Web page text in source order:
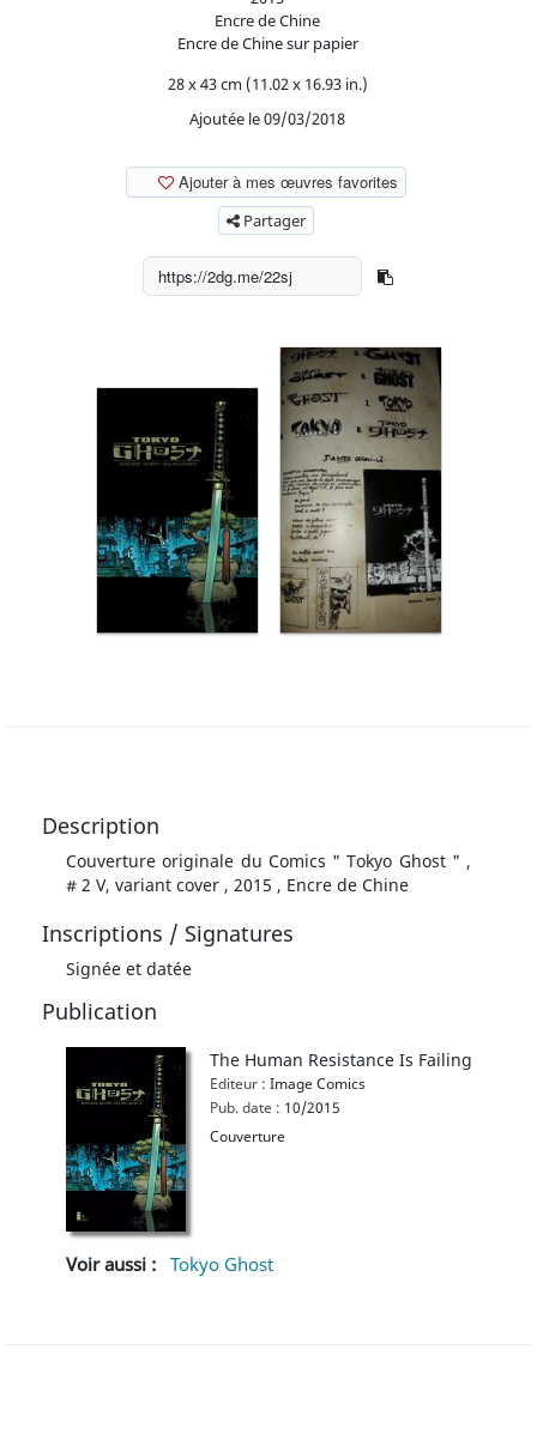
Encre de Chine
Encre de Chine sur papier
28 x 43 cm (11.02 x 16.93 in.)
Ajoutée le 09/03/2018
Ajouter à mes œuvres favorites
Partager
Description
Couverture originale du Comics " Tokyo Ghost " ,
# 2 V, variant cover , 2015 , Encre de Chine
Inscriptions / Signatures
Signée et datée
Publication
The Human Resistance Is Failing
Editeur : Image Comics
Pub. date : 10/2015
Couverture
Voir aussi : Tokyo Ghost